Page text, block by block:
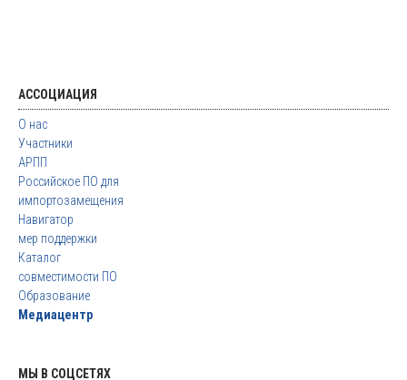
АССОЦИАЦИЯ
О нас
Участники
АРПП
Российское ПО для
импортозамещения
Навигатор
мер поддержки
Каталог
совместимости ПО
Образование
Медиацентр
МЫ В СОЦСЕТЯХ